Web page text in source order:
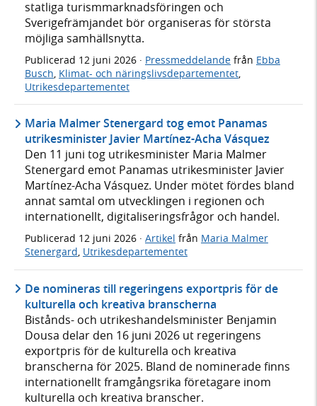
statliga turismmarknadsföringen och
Sverigefrämjandet bör organiseras för största
möjliga samhällsnytta.
Publicerad 12 juni 2026 · Pressmeddelande från Ebba
Busch Klimat- och näringslivsdepartementet
Utrikesdepartementet
Maria Malmer Stenergard tog emot Panamas
utrikesminister Javier Martínez-Acha Vásquez
Den 11 juni tog utrikesminister Maria Malmer
Stenergard emot Panamas utrikesminister Javier
Martínez-Acha Vásquez. Under mötet fördes bland
annat samtal om utvecklingen i regionen och
internationellt, digitaliseringsfrågor och handel.
Publicerad 12 juni 2026 · Artikel från Maria Malmer
Stenergard, Utrikesdepartementet
De nomineras till regeringens exportpris för de
kulturella och kreativa branscherna
Bistånds- och utrikeshandelsminister Benjamin
Dousa delar den 16 juni 2026 ut regeringens
exportpris för de kulturella och kreativa
branscherna för 2025. Bland de nominerade finns
internationellt framgångsrika företagare inom
kulturella och kreativa branscher.